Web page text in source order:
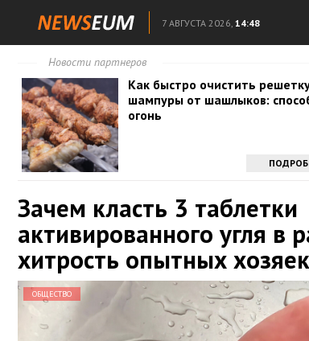
7 АВГУСТА 2026, 14:48
Новости партнеров
Как быстро очистить
шампуры от шашлыков:
огонь
Зачем класть 3 таблетки
активированного угля в
хитрость опытных хозяек
ОБЩЕСТВО